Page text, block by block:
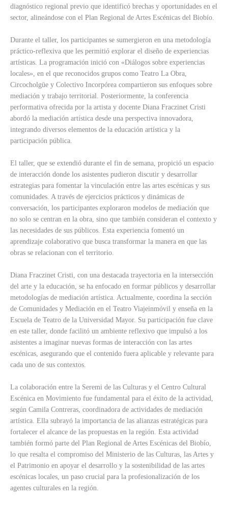
diagnóstico regional previo que identificó brechas y oportunidades en el
sector, alineándose con el Plan Regional de Artes Escénicas del Biobío.
Durante el taller, los participantes se sumergieron en una metodología
práctico-reflexiva que les permitió explorar el diseño de experiencias
artísticas. La programación inició con «Diálogos sobre experiencias
locales», en el que reconocidos grupos como Teatro La Obra,
Circocholgüe y Colectivo Incorpórea compartieron sus enfoques sobre
mediación y trabajo territorial. Posteriormente, la conferencia
performativa ofrecida por la artista y docente Diana Fraczinet Cristi
abordó la mediación artística desde una perspectiva innovadora,
integrando diversos elementos de la educación artística y la
participación pública.
El taller, que se extendió durante el fin de semana, propició un espacio
de interacción donde los asistentes pudieron discutir y desarrollar
estrategias para fomentar la vinculación entre las artes escénicas y sus
comunidades. A través de ejercicios prácticos y dinámicas de
conversación, los participantes exploraron modelos de mediación que
no solo se centran en la obra, sino que también consideran el contexto y
las necesidades de sus públicos. Esta experiencia fomentó un
aprendizaje colaborativo que busca transformar la manera en que las
obras se relacionan con el territorio.
Diana Fraczinet Cristi, con una destacada trayectoria en la intersección
del arte y la educación, se ha enfocado en formar públicos y desarrollar
metodologías de mediación artística. Actualmente, coordina la sección
de Comunidades y Mediación en el Teatro Viajeinmóvil y enseña en la
Escuela de Teatro de la Universidad Mayor. Su participación fue clave
en este taller, donde facilitó un ambiente reflexivo que impulsó a los
asistentes a imaginar nuevas formas de interacción con las artes
escénicas, asegurando que el contenido fuera aplicable y relevante para
cada uno de sus contextos.
La colaboración entre la Seremi de las Culturas y el Centro Cultural
Escénica en Movimiento fue fundamental para el éxito de la actividad,
según Camila Contreras, coordinadora de actividades de mediación
artística. Ella subrayó la importancia de las alianzas estratégicas para
fortalecer el alcance de las propuestas en la región. Esta actividad
también formó parte del Plan Regional de Artes Escénicas del Biobío,
lo que resalta el compromiso del Ministerio de las Culturas, las Artes y
el Patrimonio en apoyar el desarrollo y la sostenibilidad de las artes
escénicas locales, un paso crucial para la profesionalización de los
agentes culturales en la región.